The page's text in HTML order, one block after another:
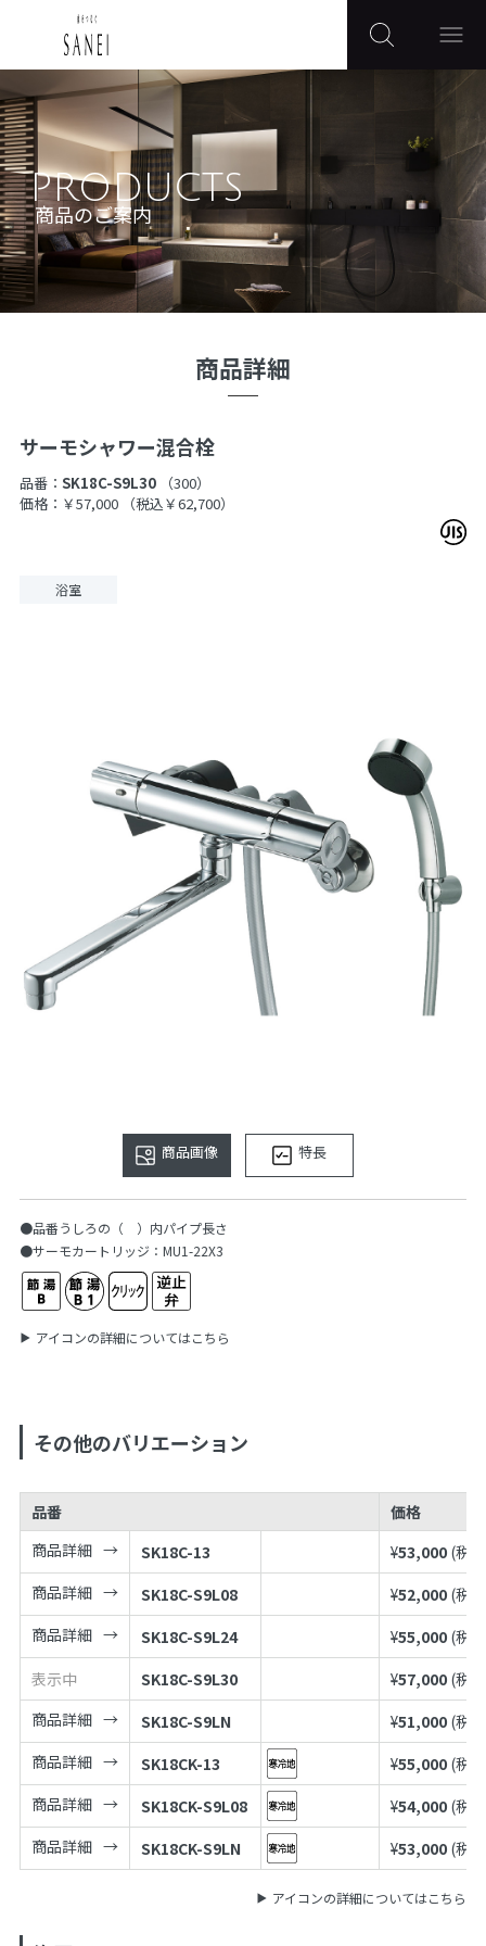
PRODUCTS
商品のご案内
商品詳細
サーモシャワー混合栓
品番： SK18C-S9L30
（300）
価格：￥57,000
（税込￥62,700）
浴室
商品画像 特長
●品番うしろの（ ）内パイプ長さ
●サーモカートリッジ：MU1-22X3
アイコンの詳細についてはこちら
その他のバリエーション
品番
価格
商品詳細
SK18C-13 ¥53,000 (税
商品詳細
SK18C-S9L08 ¥52,000 (税
商品詳細
SK18C-S9L24 ¥55,000 (税
表示中
SK18C-S9L30 ¥57,000 (税
商品詳細
SK18C-S9LN ¥51,000 (税
商品詳細
SK18CK-13 ¥55,000 (税
商品詳細
SK18CK-S9L08 ¥54,000 (税
商品詳細
SK18CK-S9LN ¥53,000 (税
アイコンの詳細についてはこちら